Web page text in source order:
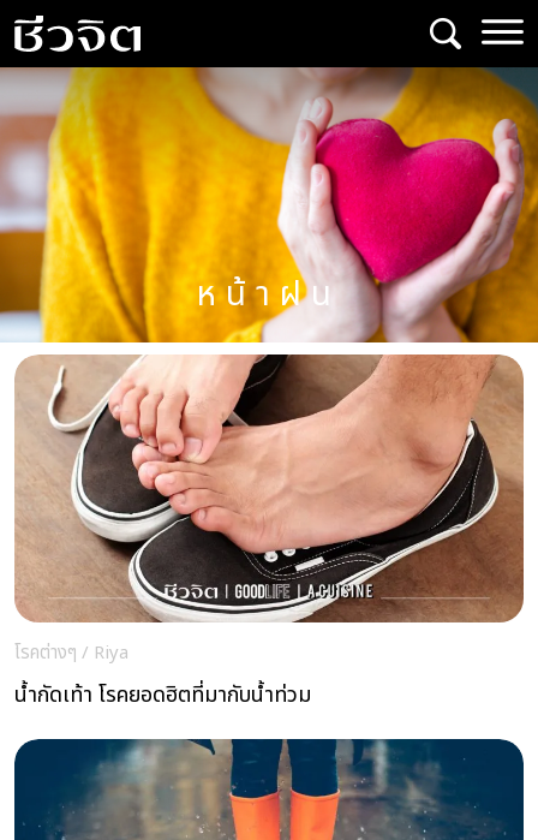
Skip
to
content
หน้าฝน
โรคต่างๆ / Riya
น้ำกัดเท้า โรคยอดฮิตที่มากับน้ำท่วม